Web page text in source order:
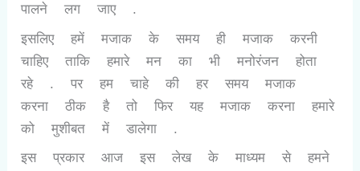
पालने लग जाए .
इसलिए हमें मजाक के समय ही मजाक करनी
चाहिए ताकि हमारे मन का भी मनोरंजन होता
रहे . पर हम चाहे की हर समय मजाक
करना ठीक है तो फिर यह मजाक करना हमारे
को मुशीबत में डालेगा .
इस प्रकार आज इस लेख के माध्यम से हमने